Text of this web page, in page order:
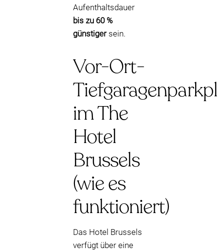
Aufenthaltsdauer
bis zu 60 %
günstigersein.
Vor-Ort-
im The
Hotel
Brussels
(wie es
funktioniert)
Das Hotel Brussels
verfügt über eine